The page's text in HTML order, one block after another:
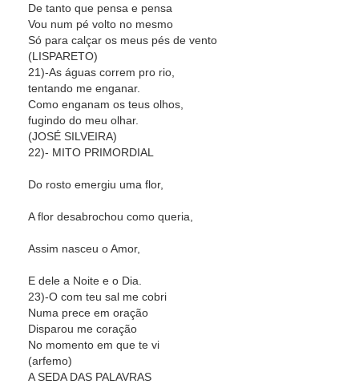
De tanto que pensa e pensa
Vou num pé volto no mesmo
Só para calçar os meus pés de vento
(LISPARETO)
21)-As águas correm pro rio,
tentando me enganar.
Como enganam os teus olhos,
fugindo do meu olhar.
(JOSÉ SILVEIRA)
22)- MITO PRIMORDIAL
Do rosto emergiu uma flor,
A flor desabrochou como queria,
Assim nasceu o Amor,
E dele a Noite e o Dia.
23)-O com teu sal me cobri
Numa prece em oração
Disparou me coração
No momento em que te vi
(arfemo)
A SEDA DAS PALAVRAS